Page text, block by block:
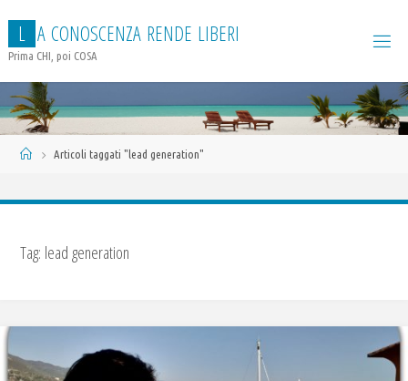
contenuto
L A CONOSCENZA RENDE LIBERI
Prima CHI, poi COSA
HomeArticoli taggati "lead generation"
Tag: lead generation